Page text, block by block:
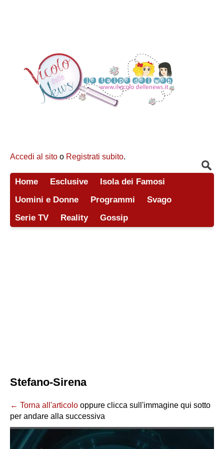
Accedi al sito o Registrati subito.
Home Esclusive
Isola dei Famosi
Uomini e Donne
Programmi
Svago
Serie TV
Reality Gossip
Stefano-Sirena
← Torna all'articolo oppure clicca sull'immagine qui sotto
per andare alla successiva